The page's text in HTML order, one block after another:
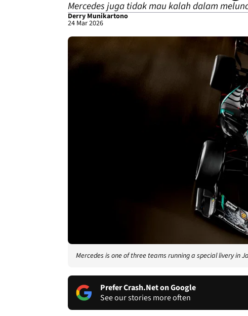
Mercedes juga tidak mau kalah dalam
Derry Munikartono
24 Mar 2026
Mercedes is one of three teams running a special livery in
Prefer Crash.Net on Google
See our stories more often